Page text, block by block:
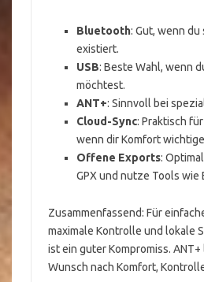
Bluetooth: Gut, wenn
existiert.
USB: Beste Wahl, wenn
möchtest.
ANT+: Sinnvoll bei
Cloud-Sync: Praktisch
wenn dir Komfort
Offene Exports:
GPX und nutze Tools wie
Zusammenfassend: Für
maximale Kontrolle und lokale
ist ein guter Kompromiss.
Wunsch nach Komfort,